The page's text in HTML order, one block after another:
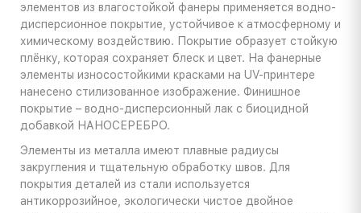
элементов из влагостойкой фанеры применяется водно-
дисперсионное покрытие, устойчивое к атмосферному и
химическому воздействию. Покрытие образует стойкую
плёнку, которая сохраняет блеск и цвет. На фанерные
элементы износостойкими красками на UV-принтере
нанесено стилизованное изображение. Финишное
покрытие – водно-дисперсионный лак с биоцидной
добавкой НАНОСЕРЕБРО.
Элементы из металла имеют плавные радиусы
закругления и тщательную обработку швов. Для
покрытия деталей из стали используется
антикоррозийное, экологически чистое двойное